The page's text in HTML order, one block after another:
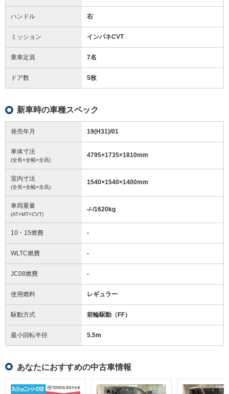
ハンドル 右
ミッション インパネCVT
乗車定員 7名
ドア数 5枚
新車時の車種スペック
発売年月 19(H31)/01
車体寸法
(全長×全幅×全高)
4795×1735×1810mm
室内寸法
(全長×全幅×全高)
1540×1540×1400mm
車両重量
(AT×MT×CVT)
-/-/1620kg
10・15燃費 -
WLTC燃費 -
JC08燃費 -
使用燃料 レギュラー
駆動方式 前輪駆動（FF）
最小回転半径 5.5m
あなたにおすすめの中古車情報